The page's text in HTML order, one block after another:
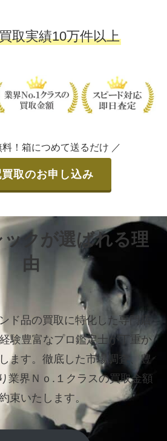
取実績10万件以上
！箱につめて送るだけ ／
取のお申し込み
クが選ばれる理
由
ド品の買取に特化した専門店
験豊富なプロ鑑定士が丁重か
ます。 徹底した市場調査、豊
業界Ｎｏ.１クラスの買取金額
束いたします。